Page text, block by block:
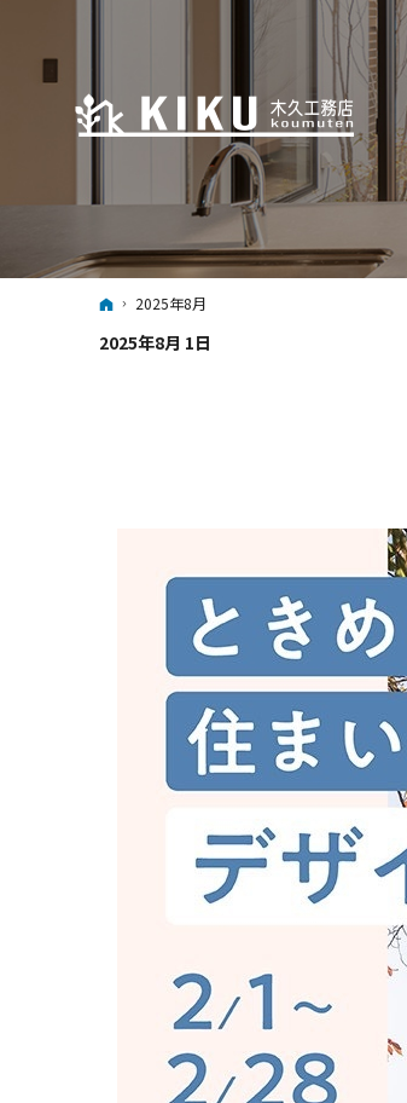
ホーム
2025年8月
2025年8月 1日